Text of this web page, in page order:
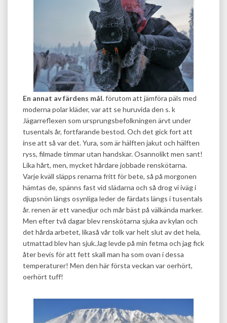
En annat av färdens mål.förutom att jämföra päls med
moderna polar kläder, var att se huruvida den s. k
Jägarreflexen som ursprungsbefolkningen ärvt under
tusentals år, fortfarande bestod. Och det gick fort att
inse att så var det. Yura, som är hälften jakut och hälften
ryss, filmade timmar utan handskar. Osannolikt men sant!
Lika hårt, men, mycket hårdare jobbade renskötarna.
Varje kväll släpps renarna fritt för bete, så på morgonen
hämtas de, spänns fast vid slädarna och så drog vi iväg i
djupsnön längs osynliga leder de färdats längs i tusentals
år. renen är ett vanedjur och mår bäst på välkända marker.
Men efter två dagar blev renskötarna sjuka av kylan och
det hårda arbetet, likaså vår tolk var helt slut av det hela,
utmattad blev han sjuk.Jag levde på min fetma och jag fick
åter bevis för att fett skall man ha som ovan i dessa
temperaturer! Men den här första veckan var oerhört,
oerhört tuff!